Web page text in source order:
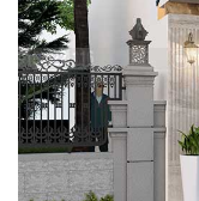
DỤNG
CHĂM
SÓC
KHÁCH
HÀNG
LIÊN